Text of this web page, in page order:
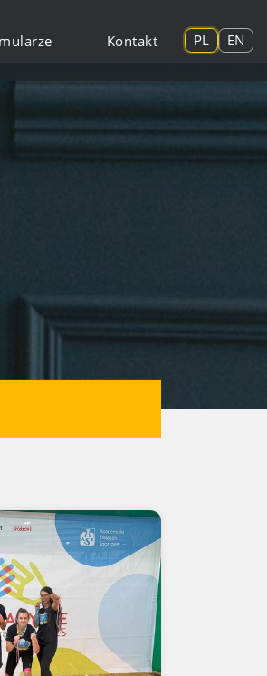
Kontakt PL EN